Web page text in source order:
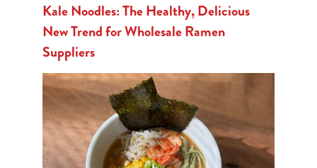
Kale Noodles: The Healthy, Delicious
New Trend for Wholesale Ramen
Suppliers